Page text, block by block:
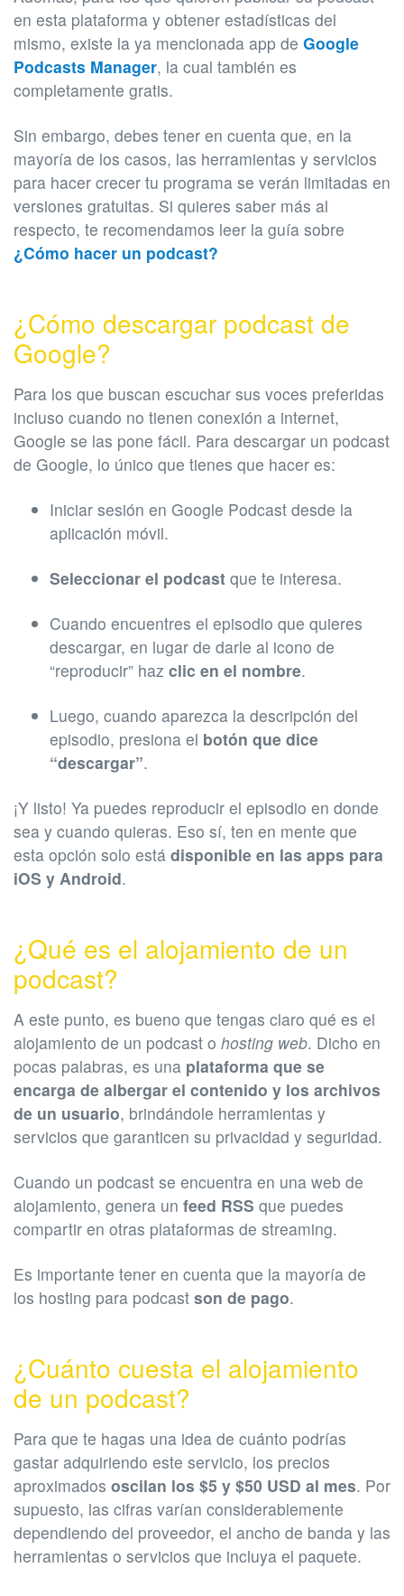
en esta plataforma y obtener estadísticas del
mismo, existe la ya mencionada app de Google
Podcasts Manager, la cual también es
completamente gratis.
Sin embargo, debes tener en cuenta que, en la
mayoría de los casos, las herramientas y servicios
para hacer crecer tu programa se verán limitadas en
versiones gratuitas. Si quieres saber más al
respecto, te recomendamos leer la guía sobre
¿Cómo hacer un podcast?
¿Cómo descargar podcast de
Google?
Para los que buscan escuchar sus voces preferidas
incluso cuando no tienen conexión a internet,
Google se las pone fácil. Para descargar un podcast
de Google, lo único que tienes que hacer es:
Iniciar sesión en Google Podcast desde la
aplicación móvil.
Seleccionar el podcast que te interesa.
Cuando encuentres el episodio que quieres
descargar, en lugar de darle al icono de
“reproducir” haz clic en el nombre.
Luego, cuando aparezca la descripción del
episodio, presiona el botón que dice
“descargar”.
¡Y listo! Ya puedes reproducir el episodio en donde
sea y cuando quieras. Eso sí, ten en mente que
esta opción solo está disponible en las apps para
iOS y Android.
¿Qué es el alojamiento de un
podcast?
A este punto, es bueno que tengas claro qué es el
alojamiento de un podcast o hosting web. Dicho en
pocas palabras, es una plataforma que se
encarga de albergar el contenido y los archivos
de un usuario, brindándole herramientas y
servicios que garanticen su privacidad y seguridad.
Cuando un podcast se encuentra en una web de
alojamiento, genera un feed RSS que puedes
compartir en otras plataformas de streaming.
Es importante tener en cuenta que la mayoría de
los hosting para podcast son de pago.
¿Cuánto cuesta el alojamiento
de un podcast?
Para que te hagas una idea de cuánto podrías
gastar adquiriendo este servicio, los precios
aproximados oscilan los $5 y $50 USD al mes. Por
supuesto, las cifras varían considerablemente
dependiendo del proveedor, el ancho de banda y las
herramientas o servicios que incluya el paquete.